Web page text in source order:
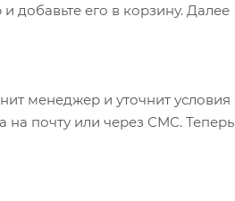
добавьте его в корзину. Далее
менеджер и уточнит условия
на почту или через СМС. Теперь